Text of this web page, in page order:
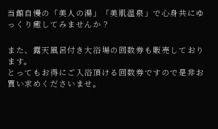
当館自慢の「美人の湯」「美肌温泉」で心身共にゆ
っくり癒してみませんか？
また、露天風呂付き大浴場の回数券も販売しており
ます。
とってもお得にご入浴頂ける回数券ですので是非お
買い求めくださいませ。